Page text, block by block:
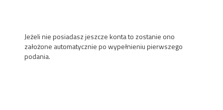
Jeżeli nie posiadasz jeszcze konta to zostanie ono
założone automatycznie po wypełnieniu pierwszego
podania.